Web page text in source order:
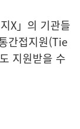
X」의 기관들
간접지원(Tie
지원받을 수